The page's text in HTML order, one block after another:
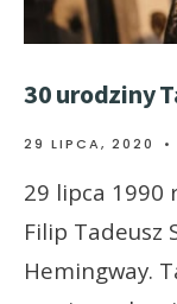
30 urodziny
29 LIPCA, 2020 •
29 lipca 1990
Filip Tadeusz
Hemingway.